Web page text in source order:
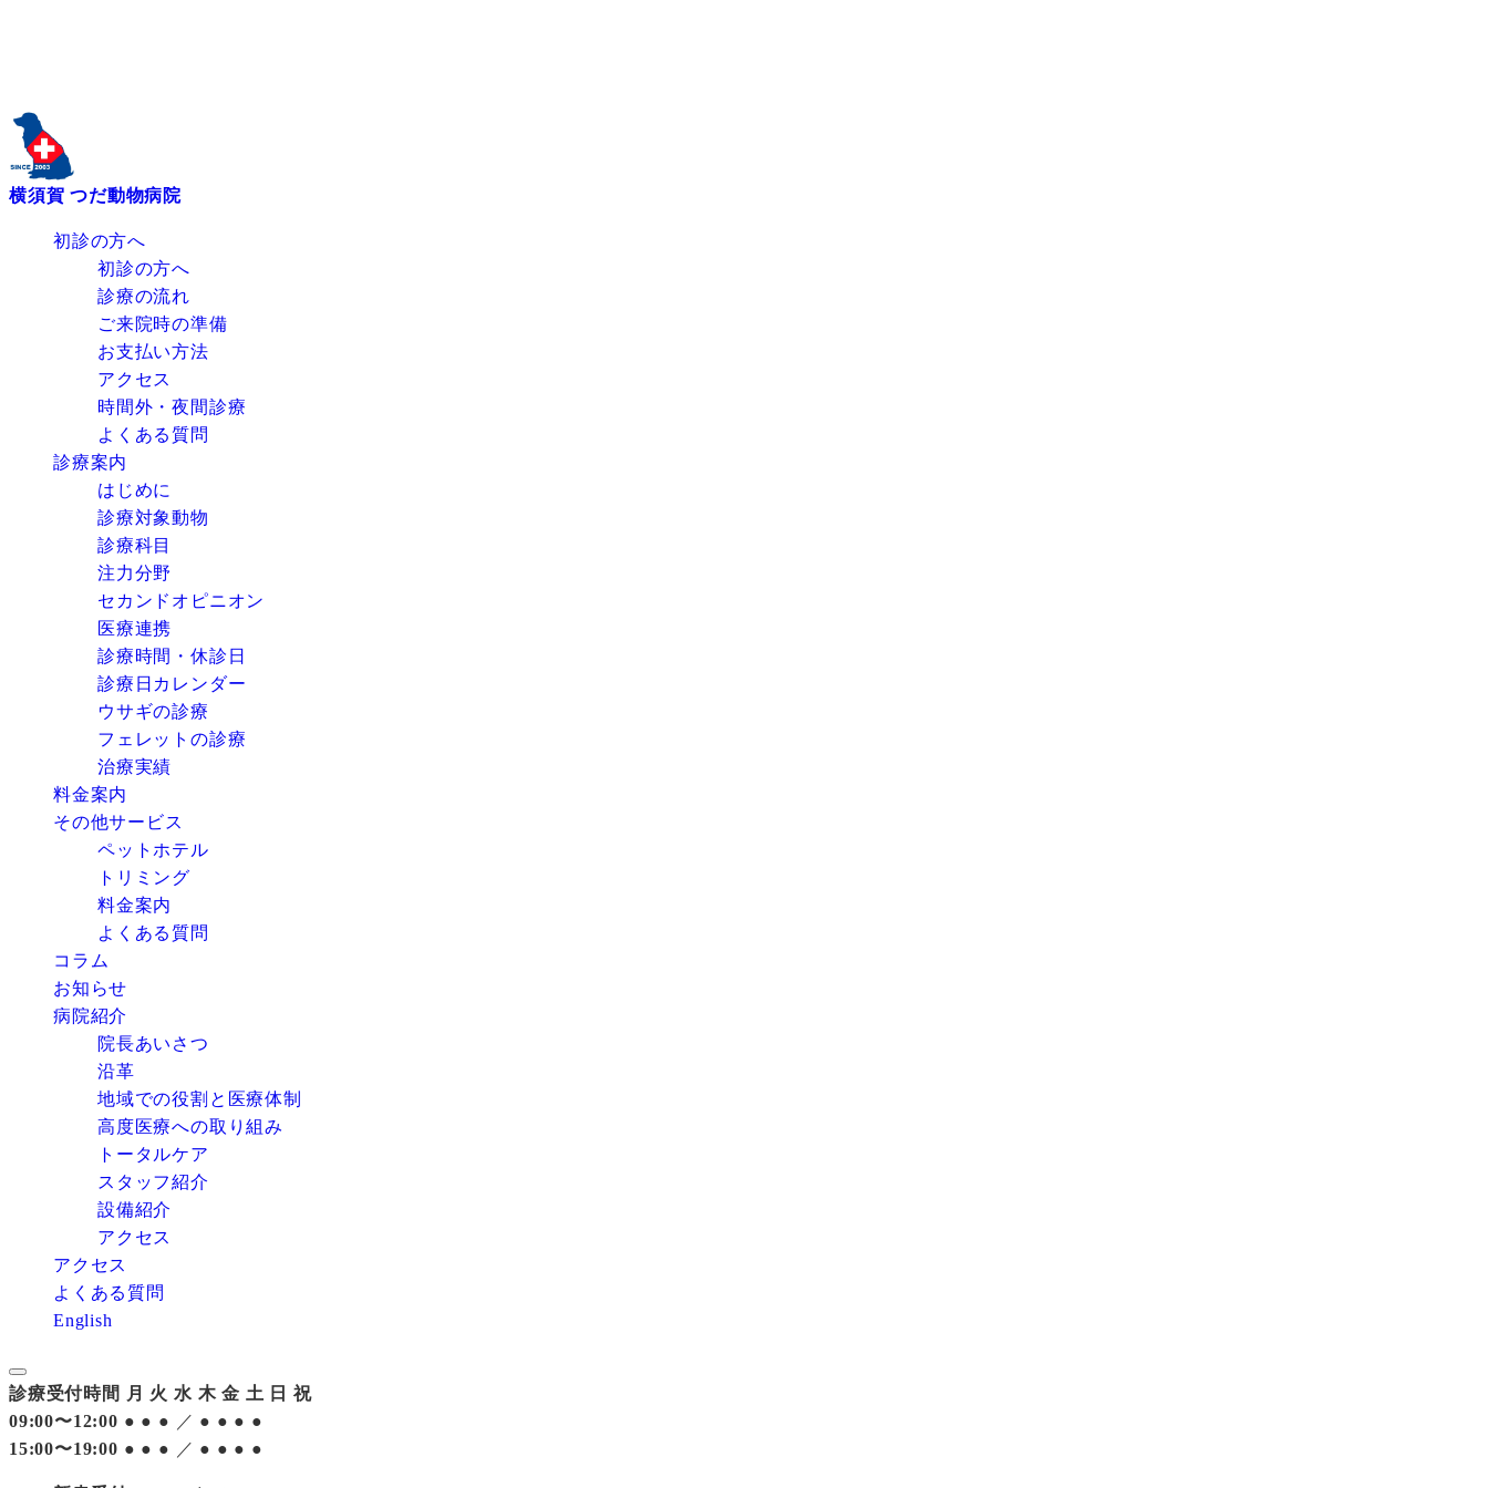
横須賀 つだ動物病院
初診の方へ
初診の方へ
診療の流れ
ご来院時の準備
お支払い方法
アクセス
時間外・夜間診療
よくある質問
診療案内
はじめに
診療対象動物
診療科目
注力分野
セカンドオピニオン
医療連携
診療時間・休診日
診療日カレンダー
ウサギの診療
フェレットの診療
治療実績
料金案内
その他サービス
ペットホテル
トリミング
料金案内
よくある質問
コラム
お知らせ
病院紹介
院長あいさつ
沿革
地域での役割と医療体制
高度医療への取り組み
トータルケア
スタッフ紹介
設備紹介
アクセス
アクセス
よくある質問
English
診療受付時間 月 火 水 木 金 土 日 祝
09:00〜12:00 ● ● ● ／ ● ● ● ●
15:00〜19:00 ● ● ● ／ ● ● ● ●